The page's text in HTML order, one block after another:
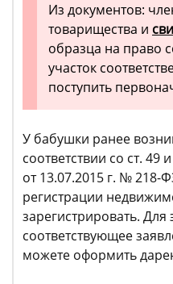
Из документов:
товарищества и
образца на право
участок
поступить
У бабушки ранее
соответствии со ст. 49
от 13.07.2015 г. № 218-
регистрации
зарегистрировать. Для
соответствующее
можете оформить